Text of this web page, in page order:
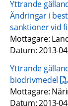
Yttrande
Ändringar i
sanktioner vid
Mottagare:
Datum: 2013-
Yttrande
biodrivmedel
Mottagare:
Datum: 2013-